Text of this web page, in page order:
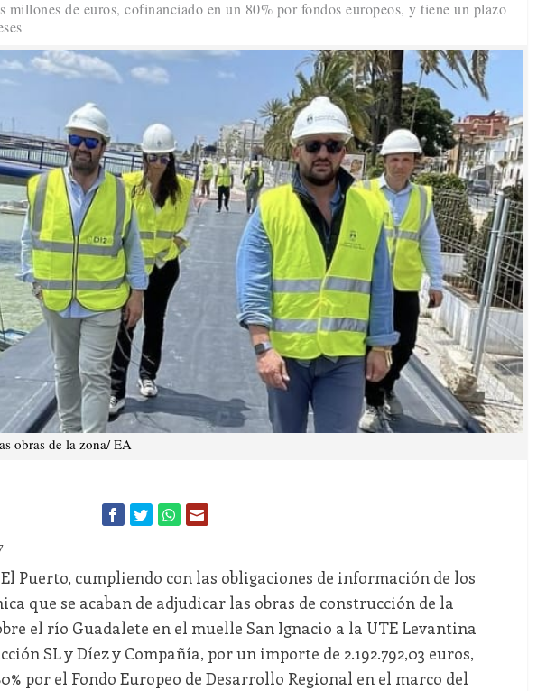
millones de euros, cofinanciado en un 80% por fondos europeos, y tiene un plazo
obras de la zona/ EA
Puerto, cumpliendo con las obligaciones de información de los
que se acaban de adjudicar las obras de construcción de la
el río Guadalete en el muelle San Ignacio a la UTE Levantina
SL y Díez y Compañía, por un importe de 2.192.792,03 euros,
por el Fondo Europeo de Desarrollo Regional en el marco del